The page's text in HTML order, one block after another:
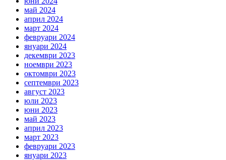
май 2024
април 2024
март 2024
февруари 2024
януари 2024
декември 2023
ноември 2023
октомври 2023
септември 2023
август 2023
юли 2023
юни 2023
май 2023
април 2023
март 2023
февруари 2023
януари 2023